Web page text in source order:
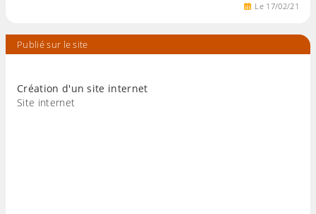
Le 17/02/21
Publié sur le site
Création d'un site internet
Site internet